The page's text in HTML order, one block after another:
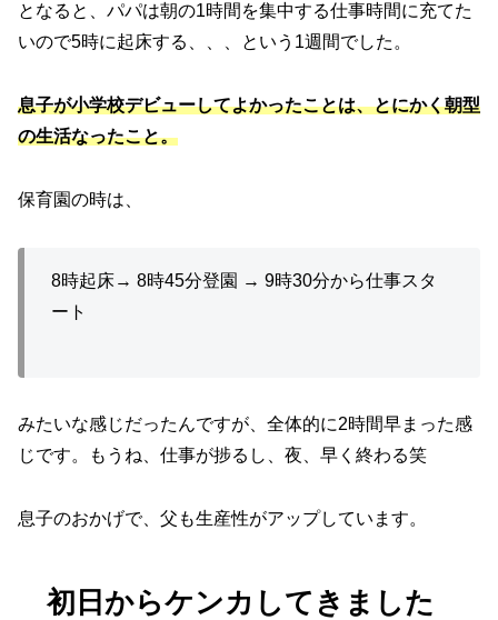
となると、パパは朝の1時間を集中する仕事時間に充てた
いので5時に起床する、、、という1週間でした。
息子が小学校デビューしてよかったことは、とにかく朝型
の生活なったこと。
保育園の時は、
8時起床→ 8時45分登園 → 9時30分から仕事スタ
ート
みたいな感じだったんですが、全体的に2時間早まった感
じです。もうね、仕事が捗るし、夜、早く終わる笑
息子のおかげで、父も生産性がアップしています。
初日からケンカしてきました